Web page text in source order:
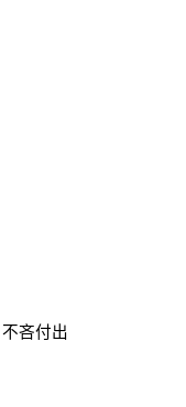
吝付出